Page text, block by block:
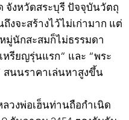
จังหวัดสระบุรี ปัจจุบันวัตถุ
งจะสร้างไว้ไม่เก่ามาก แต่
มู่นักสะสมก็ไม่ธรรมดา
หรียญรุ่นแรก” และ “พระ
สนนราคาเล่นหาสูงขึ้น
วงพ่อเฮ็นท่านถือกำเนิด